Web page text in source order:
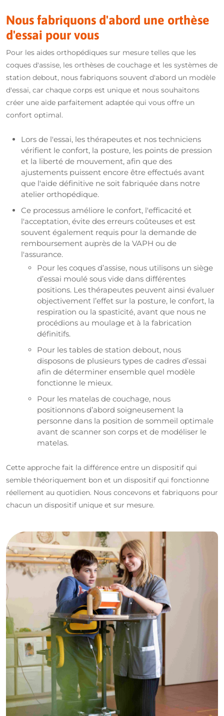
Nous fabriquons d'abord une orthèse
d'essai pour vous
Pour les aides orthopédiques sur mesure telles que les
coques d'assise, les orthèses de couchage et les systèmes de
station debout, nous fabriquons souvent d'abord un modèle
d'essai, car chaque corps est unique et nous souhaitons
créer une aide parfaitement adaptée qui vous offre un
confort optimal.
Lors de l'essai, les thérapeutes et nos techniciens
vérifient le confort, la posture, les points de pression
et la liberté de mouvement, afin que des
ajustements puissent encore être effectués avant
que l'aide définitive ne soit fabriquée dans notre
atelier orthopédique.
Ce processus améliore le confort, l'efficacité et
l'acceptation, évite des erreurs coûteuses et est
souvent également requis pour la demande de
remboursement auprès de la VAPH ou de
l'assurance.
Pour les coques d’assise, nous utilisons un siège
d’essai moulé sous vide dans différentes
positions. Les thérapeutes peuvent ainsi évaluer
objectivement l’effet sur la posture, le confort, la
respiration ou la spasticité, avant que nous ne
procédions au moulage et à la fabrication
définitifs.
Pour les tables de station debout, nous
disposons de plusieurs types de cadres d’essai
afin de déterminer ensemble quel modèle
fonctionne le mieux.
Pour les matelas de couchage, nous
positionnons d’abord soigneusement la
personne dans la position de sommeil optimale
avant de scanner son corps et de modéliser le
matelas.
Cette approche fait la différence entre un dispositif qui
semble théoriquement bon et un dispositif qui fonctionne
réellement au quotidien. Nous concevons et fabriquons pour
chacun un dispositif unique et sur mesure.